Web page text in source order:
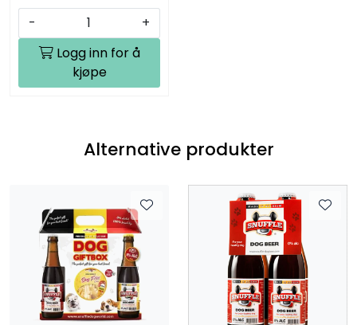
-
+
Logg inn for å
kjøpe
Alternative produkter